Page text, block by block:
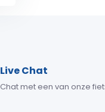
Live Chat
Chat met een van onze